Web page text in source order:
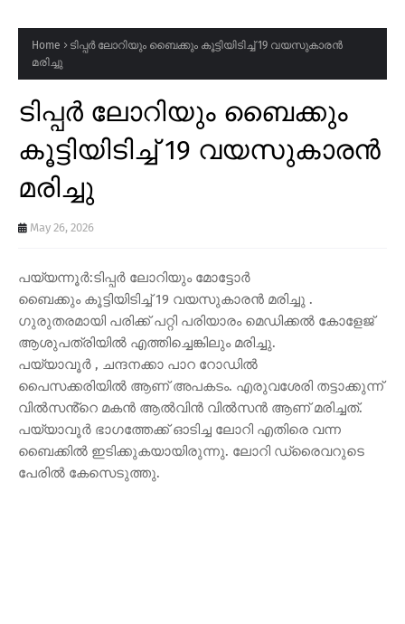
Home
ടിപ്പർ ലോറിയും ബൈക്കും കൂട്ടിയിടിച്ച് 19 വയസുകാരൻ
മരിച്ചു
ടിപ്പർ ലോറിയും ബൈക്കും
കൂട്ടിയിടിച്ച് 19 വയസുകാരൻ
മരിച്ചു
May 26, 2026
പയ്യന്നൂർ:ടിപ്പർ ലോറിയും മോട്ടോർ
ബൈക്കും കൂട്ടിയിടിച്ച് 19 വയസുകാരൻ മരിച്ചു .
ഗുരുതരമായി പരിക്ക് പറ്റി പരിയാരം മെഡിക്കൽ കോളേജ്
ആശുപത്രിയിൽ എത്തിച്ചെങ്കിലും മരിച്ചു.
പയ്യാവൂർ , ചന്ദനക്കാ പാറ റോഡിൽ
പൈസക്കരിയിൽ ആണ് അപകടം. എരുവശേരി തട്ടാക്കുന്ന്
വിൽസൻ്റെ മകൻ ആൽവിൻ വിൽസൻ ആണ് മരിച്ചത്.
പയ്യാവൂർ ഭാഗത്തേക്ക് ഓടിച്ച ലോറി എതിരെ വന്ന
ബൈക്കിൽ ഇടിക്കുകയായിരുന്നു. ലോറി ഡ്രൈവറുടെ
പേരിൽ കേസെടുത്തു.